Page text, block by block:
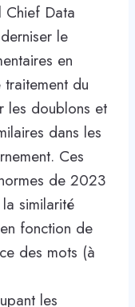
Data
le
en
du
les doublons et
dans les
Ces
de 2023
similarité
fonction de
des mots (à
les